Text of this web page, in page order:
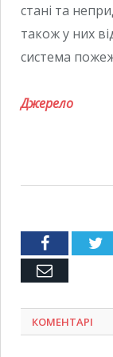
стані та
також у них
система
Джерело
Facebook
Емейл
КОМЕНТАРІ